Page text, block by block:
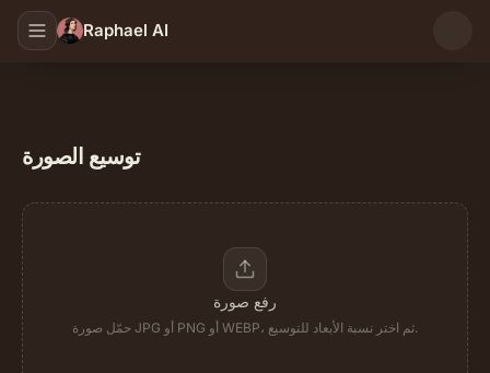
Raphael AI
توسيع الصورة
رفع صورة
حمّل صورة JPG أو PNG أو WEBP، ثم اختر نسبة الأبعاد للتوسيع.